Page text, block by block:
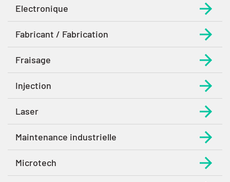
Electronique
Fabricant / Fabrication
Fraisage
Injection
Laser
Maintenance industrielle
Microtech